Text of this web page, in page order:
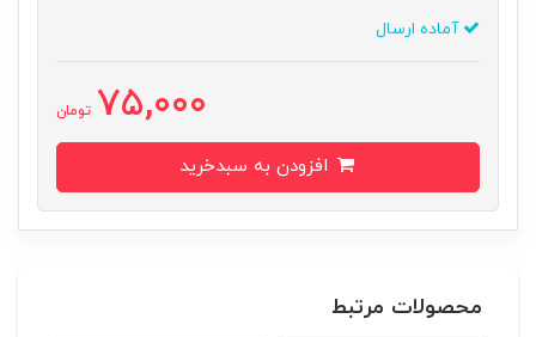
آماده ارسال
75,000 تومان
محصولات مرتبط